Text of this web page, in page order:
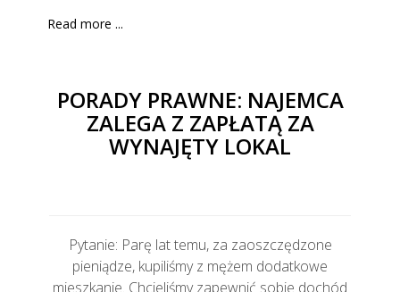
Read more ...
PORADY PRAWNE: NAJEMCA
ZALEGA Z ZAPŁATĄ ZA
WYNAJĘTY LOKAL
Pytanie: Parę lat temu, za zaoszczędzone
pieniądze, kupiliśmy z mężem dodatkowe
mieszkanie. Chcieliśmy zapewnić sobie dochód